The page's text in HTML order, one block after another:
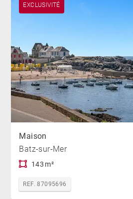
EXCLUSIVITÉ
Maison
Batz-sur-Mer
143 m²
REF. 87095696